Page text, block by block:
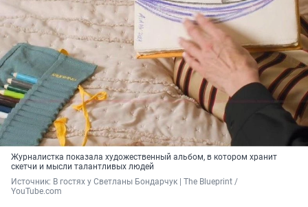
Журналистка показала художественный альбом, в котором хранит
скетчи и мысли талантливых людей
Источник: В гостях у Светланы Бондарчук | The Blueprint /
YouTube.com